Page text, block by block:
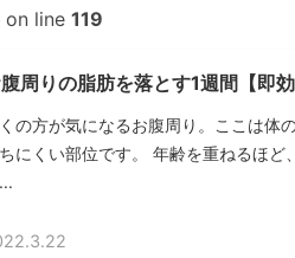
on line119
周りの脂肪を落とす1週間【即
の方が気になるお腹周り。ここは体
にくい部位です。 年齢を重ねるほど